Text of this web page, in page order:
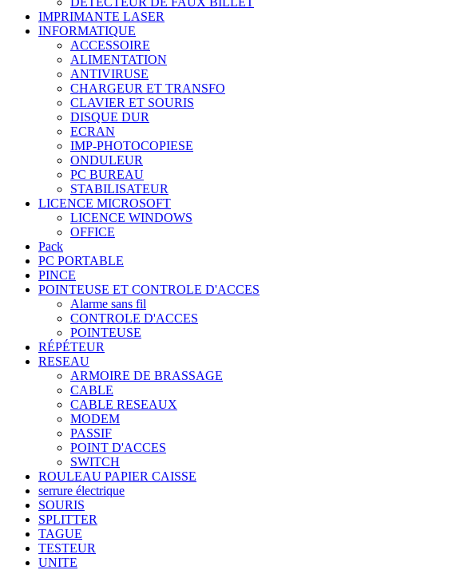
IMPRIMANTE LASER
INFORMATIQUE
ACCESSOIRE
ALIMENTATION
ANTIVIRUSE
CHARGEUR ET TRANSFO
CLAVIER ET SOURIS
DISQUE DUR
ECRAN
IMP-PHOTOCOPIESE
ONDULEUR
PC BUREAU
STABILISATEUR
LICENCE MICROSOFT
LICENCE WINDOWS
OFFICE
Pack
PC PORTABLE
PINCE
POINTEUSE ET CONTROLE D'ACCES
Alarme sans fil
CONTROLE D'ACCES
POINTEUSE
RÉPÉTEUR
RESEAU
ARMOIRE DE BRASSAGE
CABLE
CABLE RESEAUX
MODEM
PASSIF
POINT D'ACCES
SWITCH
ROULEAU PAPIER CAISSE
serrure électrique
SOURIS
SPLITTER
TAGUE
TESTEUR
UNITE